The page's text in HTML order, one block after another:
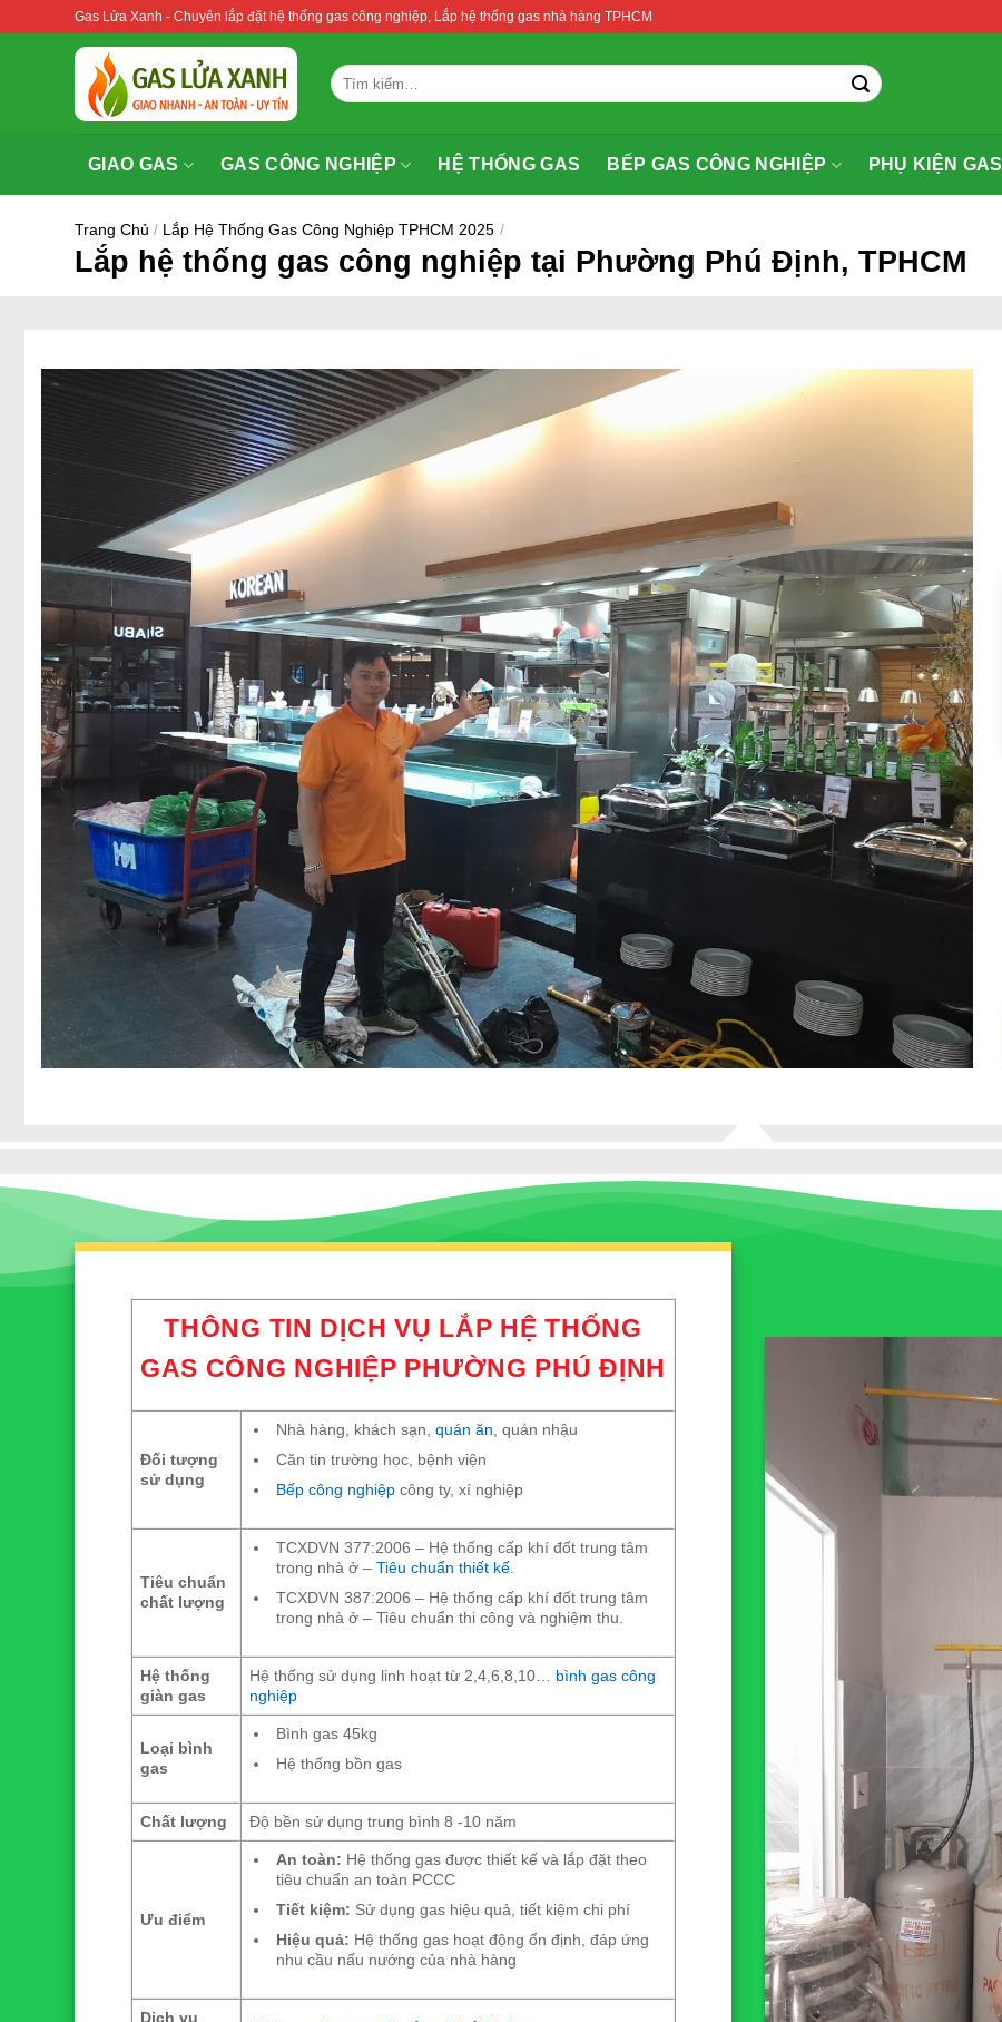
Gas Lửa Xanh - Chuyên lắp đặt hệ thống gas công nghiệp, Lắp hệ thống gas nhà hàng TPHCM
Tìm
kiếm:
GIAO GAS GAS CÔNG NGHIỆP HỆ THỐNG GAS BẾP GAS CÔNG NGHIỆP PHỤ KIỆN GAS
Trang Chủ / Lắp Hệ Thống Gas Công Nghiệp TPHCM 2025 /
Lắp hệ thống gas công nghiệp tại Phường Phú Định, TPHCM
THÔNG TIN DỊCH VỤ LẮP HỆ THỐNG
GAS CÔNG NGHIỆP PHƯỜNG PHÚ ĐỊNH
Đối tượng
sử dụng
Nhà hàng, khách sạn, quán ăn, quán nhậu
Căn tin trường học, bệnh viện
Bếp công nghiệpcông ty, xí nghiệp
Tiêu chuẩn
chất lượng
TCXDVN 377:2006 – Hệ thống cấp khí đốt trung tâm
trong nhà ở – Tiêu chuẩn thiết kế.
TCXDVN 387:2006 – Hệ thống cấp khí đốt trung tâm
trong nhà ở – Tiêu chuẩn thi công và nghiệm thu.
Hệ thống
giàn gas
Hệ thống sử dụng linh hoạt từ 2,4,6,8,10… bình gas công
nghiệp
Loại bình
gas
Bình gas 45kg
Hệ thống bồn gas
Chất lượng Độ bền sử dụng trung bình 8 -10 năm
Ưu điểm
An toàn: Hệ thống gas được thiết kế và lắp đặt theo
tiêu chuẩn an toàn PCCC
Tiết kiệm: Sử dụng gas hiệu quả, tiết kiệm chi phí
Hiệu quả: Hệ thống gas hoạt động ổn định, đáp ứng
nhu cầu nấu nướng của nhà hàng
Dịch vụ